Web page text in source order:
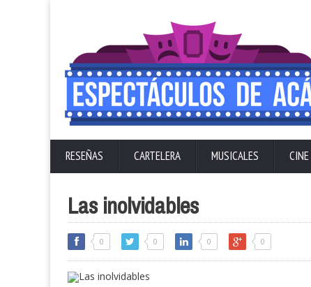
RESEÑAS CARTELERA MUSICALES CINE
Las inolvidables
0 0 0 0